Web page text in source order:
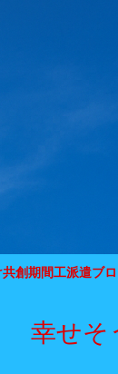
創期間工派遣ブ
幸せそ